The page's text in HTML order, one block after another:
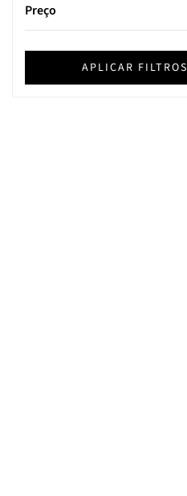
Jimmy Choo
L'Oréal Paris
Preço
APLICAR FILTROS